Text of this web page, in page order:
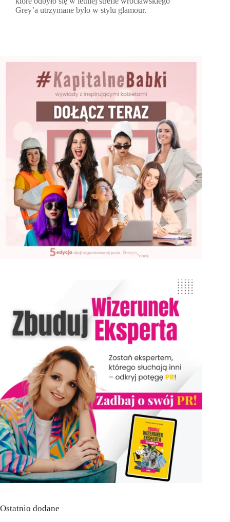
Grey’a utrzymane było w stylu glamour.
Ostatnio dodane